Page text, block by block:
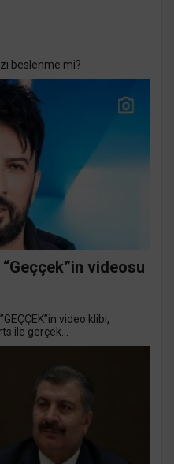
beslenme mi?
“Geççek”in videosu
video klibi,
ile gerçek...